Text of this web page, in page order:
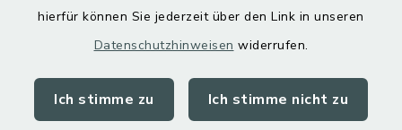
hierfür können Sie jederzeit über den Link in unseren
Datenschutzhinweisen widerrufen.
Ich stimme zu Ich stimme nicht zu
Kontakt